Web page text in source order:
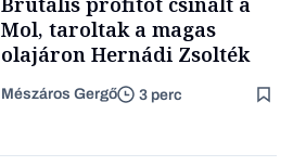
Mol, taroltak a magas
olajáron Hernádi Zsolték
Mészáros Gergő 3 perc